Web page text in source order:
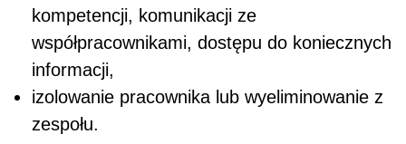
kompetencji, komunikacji ze
współpracownikami, dostępu do koniecznych
informacji,
izolowanie pracownika lub wyeliminowanie z
zespołu.